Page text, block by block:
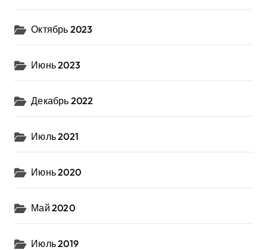
Октябрь 2023
Июнь 2023
Декабрь 2022
Июль 2021
Июнь 2020
Май 2020
Июль 2019